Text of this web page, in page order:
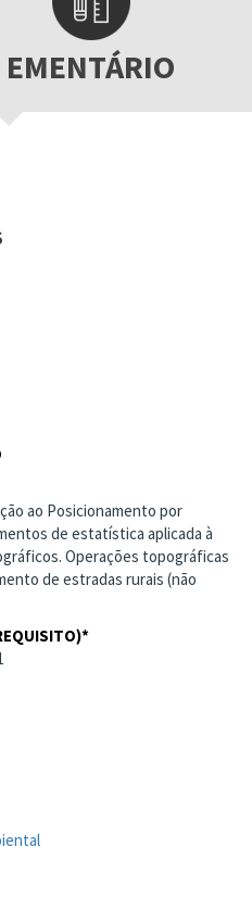
EMENTÁRIO
ao Posicionamento por
de estatística aplicada à
Operações topográficas
de estradas rurais (não